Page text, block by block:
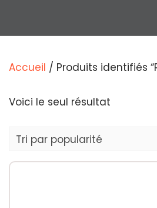
Accueil / Produits identifiés
Voici le seul résultat